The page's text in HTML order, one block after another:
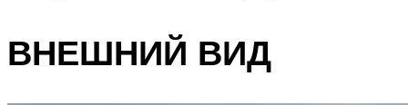
ВНЕШНИЙ ВИД